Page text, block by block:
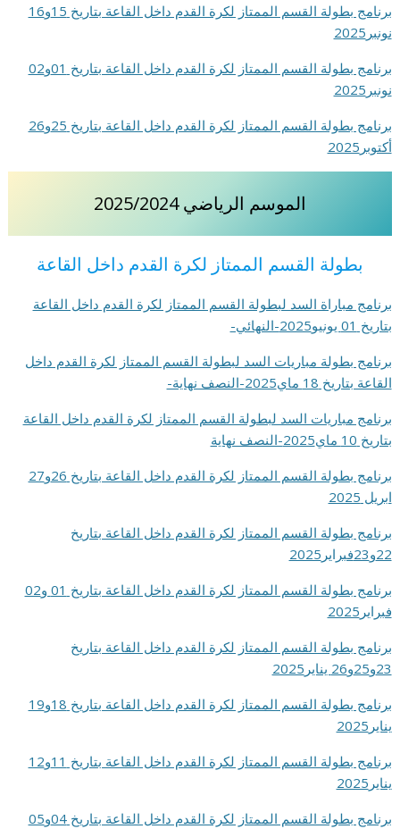
برنامج بطولة القسم الممتاز لكرة القدم داخل القاعة بتاريخ 15و16
نونبر2025
برنامج بطولة القسم الممتاز لكرة القدم داخل القاعة بتاريخ 01و02
نونبر2025
برنامج بطولة القسم الممتاز لكرة القدم داخل القاعة بتاريخ 25و26
أكتوبر2025
الموسم الرياضي 2025/2024
بطولة القسم الممتاز لكرة القدم داخل القاعة
برنامج مباراة السد لبطولة القسم الممتاز لكرة القدم داخل القاعة
بتاريخ 01 يونيو2025-النهائي-
برنامج بطولة مباريات السد لبطولة القسم الممتاز لكرة القدم داخل
القاعة بتاريخ 18 ماي2025-النصف نهاية-
برنامج مباريات السد لبطولة القسم الممتاز لكرة القدم داخل القاعة
بتاريخ 10 ماي2025-النصف نهاية
برنامج بطولة القسم الممتاز لكرة القدم داخل القاعة بتاريخ 26و27
ابريل 2025
برنامج بطولة القسم الممتاز لكرة القدم داخل القاعة بتاريخ
22و23فبراير2025
برنامج بطولة القسم الممتاز لكرة القدم داخل القاعة بتاريخ 01 و02
فبراير2025
برنامج بطولة القسم الممتاز لكرة القدم داخل القاعة بتاريخ
23و25و26 يناير2025
برنامج بطولة القسم الممتاز لكرة القدم داخل القاعة بتاريخ 18و19
يناير2025
برنامج بطولة القسم الممتاز لكرة القدم داخل القاعة بتاريخ 11و12
يناير2025
برنامج بطولة القسم الممتاز لكرة القدم داخل القاعة بتاريخ 04و05